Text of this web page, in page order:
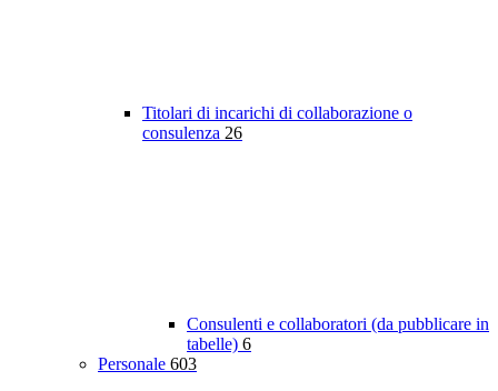
Titolari di incarichi di collaborazione o
consulenza 26
Consulenti e collaboratori (da pubblicare in
tabelle) 6
Personale 603